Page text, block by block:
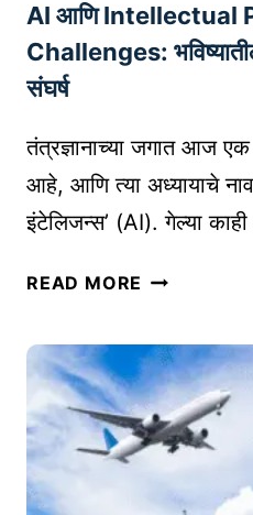
R
D
T
O
S
द्ध
ती
र्ग
द
र्श
त
AI आणि Intellectual
Challenges:
संघर्ष
तंत्रज्ञानाच्या जगात आज
आहे, आणि त्या अध्यायाचे
इंटेलिजन्स’ (AI). गेल्या काही
READ MORE A
णि
I
N
T